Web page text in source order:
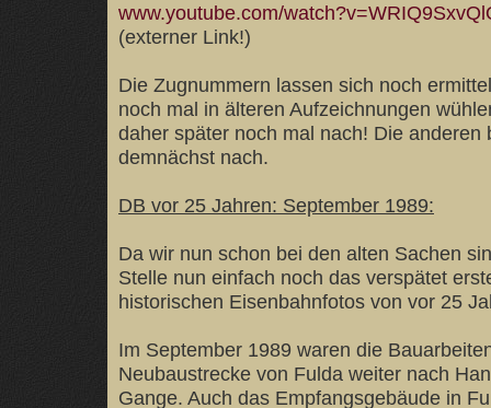
www.youtube.com/
(externer Link!)
Die Zugnummern lassen sich noch
noch mal in älteren Aufzeichnungen
daher später noch mal nach! Die anderen
demnächst nach.
DB vor 25 Jahren: September 1989:
Da wir nun schon bei den alten Sachen
Stelle nun einfach noch das verspätet
historischen Eisenbahnfotos von vor 25
Im September 1989 waren die
Neubaustrecke von Fulda weiter nach
Gange. Auch das Empfangsgebäude in